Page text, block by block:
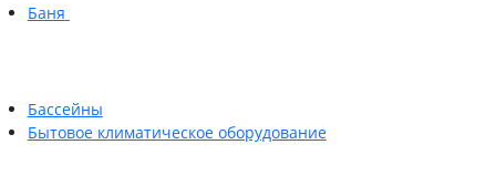
Баня
Бассейны
Бытовое климатическое оборудование